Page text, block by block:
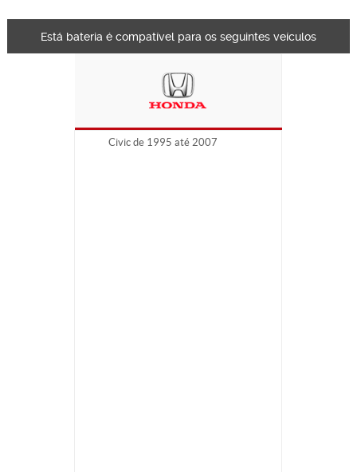
Está bateria é compatível para os seguintes veículos
Civic de 1995 até 2007